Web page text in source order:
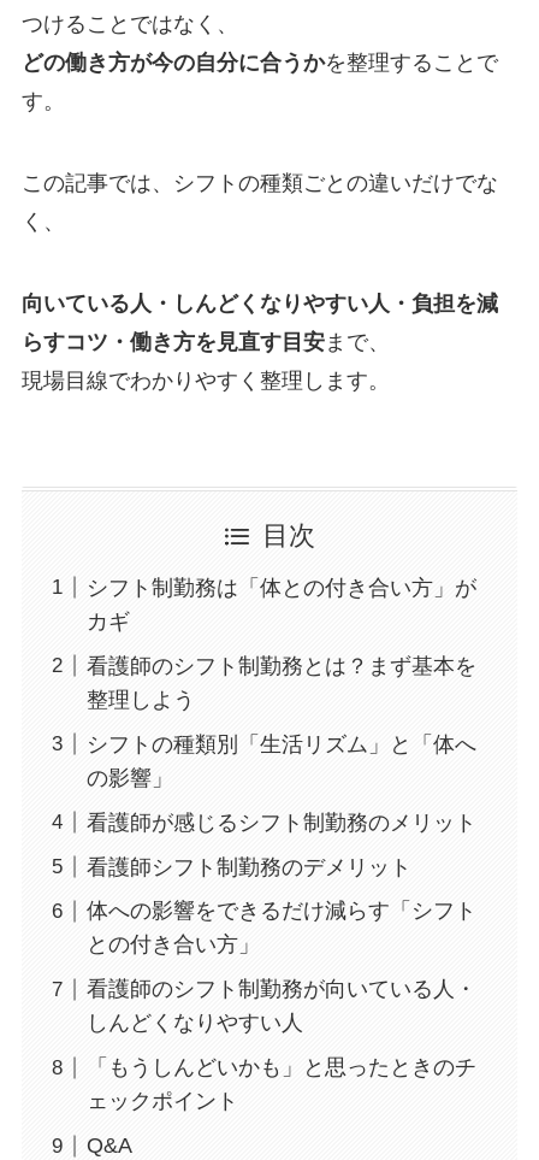
つけることではなく、
どの働き方が今の自分に合うかを整理することで
す。
この記事では、シフトの種類ごとの違いだけでな
く、
向いている人・しんどくなりやすい人・負担を減
らすコツ・働き方を見直す目安まで、
現場目線でわかりやすく整理します。
目次
シフト制勤務は「体との付き合い方」が
カギ
看護師のシフト制勤務とは？まず基本を
整理しよう
シフトの種類別「生活リズム」と「体へ
の影響」
看護師が感じるシフト制勤務のメリット
看護師シフト制勤務のデメリット
体への影響をできるだけ減らす「シフト
との付き合い方」
看護師のシフト制勤務が向いている人・
しんどくなりやすい人
「もうしんどいかも」と思ったときのチ
ェックポイント
Q&A